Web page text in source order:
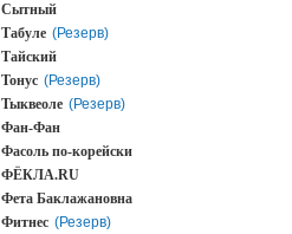
Сытный
Табуле (Резерв)
Тайский
Тонус (Резерв)
Тыквеоле (Резерв)
Фан-Фан
Фасоль по-корейски
ФЁКЛА.RU
Фета Баклажановна
Фитнес (Резерв)